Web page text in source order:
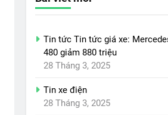
Tin tức Tin tức giá xe:
480 giảm 880 triệu
28 Tháng 3, 2025
Tin xe điện
28 Tháng 3, 2025